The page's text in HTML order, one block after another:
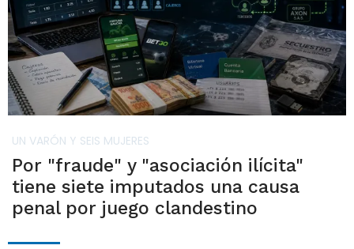
UN VARÓN Y SEIS MUJERES
Por "fraude" y "asociación ilícita"
tiene siete imputados una causa
penal por juego clandestino